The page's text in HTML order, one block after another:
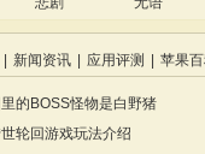
新闻资讯 应用评测 苹果
的BOSS怪物是白野猪
轮回游戏玩法介绍